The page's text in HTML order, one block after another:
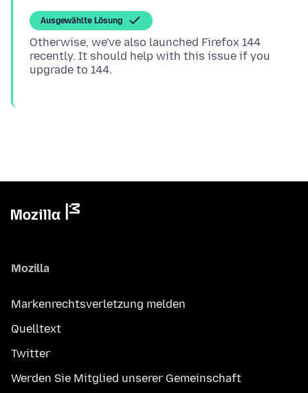
Ausgewählte Lösung
Otherwise, we've also launched Firefox 144
recently. It should help with this issue if you
Mozilla
Markenrechtsverletzung melden
Quelltext
Twitter
Werden Sie Mitglied unserer Gemeinschaft